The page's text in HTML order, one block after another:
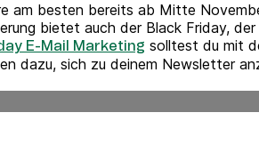
am besten bereits ab Mitte
bietet auch der Black Friday,
E-Mail Marketing solltest du mit
dazu, sich zu deinem Newsletter